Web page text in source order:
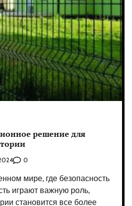
решение для
0
мире, где безопасность
играют важную роль,
становится все более